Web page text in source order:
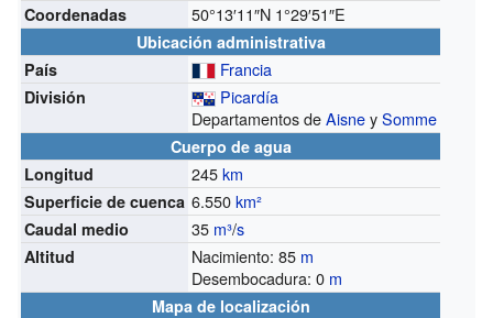
Coordenadas 50°13′11″N 1°29′51″E
Ubicación administrativa
País
Francia
División
Picardía
Departamentos deAisneySomme
Cuerpo de agua
Longitud
245km
Superficie de cuenca 6.550km²
Caudal medio 35 m³/s
Altitud Nacimiento: 85 m
Desembocadura: 0 m
Mapa de localización